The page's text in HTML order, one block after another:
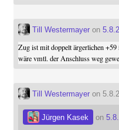
Till Westermayeron
Zug ist mit doppelt ärgerlichen
wäre vmtl. der Anschluss weg
Till Westermayeron
Jürgen Kasek on